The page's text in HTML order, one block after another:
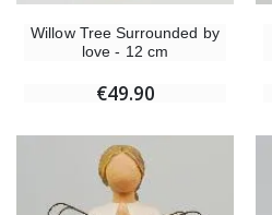
Willow Tree Surrounded by
love - 12 cm
€49.90